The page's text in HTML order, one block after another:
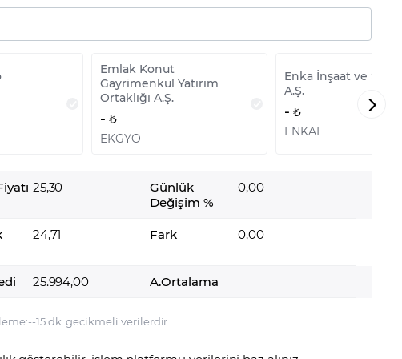
Emlak Konut
Gayrimenkul Yatırım
Ortaklığı A.Ş.
-
EKGYO
Enka İnşaat ve Sanayi
A.Ş.
-
ENKAI
25,30
Günlük
Değişim %
0,00
24,71 Fark 0,00
25.994,00 A.Ortalama
--15 dk. gecikmeli verilerdir.